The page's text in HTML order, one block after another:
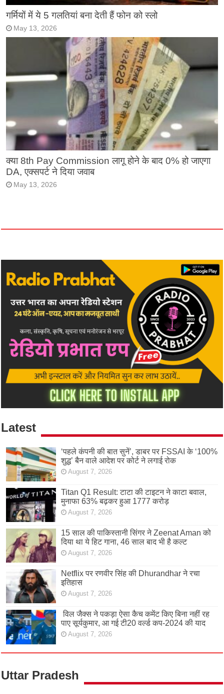
गर्मियों में ये 5 गलतियां बना देती हैं फोन को स्लो
May 13, 2026
क्या 8th Pay Commission लागू होने के बाद 0% हो जाएगा
DA, एक्सपर्ट ने दिया जवाब
May 13, 2026
Latest
‘पहले कंपनी की बात सुनें’, डाबर पर FSSAI के ‘100%
शुद्ध’ बैन वाले आदेश पर कोर्ट ने लगाई रोक
August 7, 2026
Titan Q1 Result: टाटा की टाइटन ने काटा बवाल,
मुनाफा 63% बढ़कर हुआ 1777 करोड़
August 7, 2026
15 साल की पाकिस्तानी सिंगर ने Zeenat Aman को
दिया था ये हिट गाना, 46 साल बाद भी है कल्ट
August 7, 2026
Netflix पर रणवीर सिंह की Dhurandhar ने रचा
इतिहास
August 7, 2026
विल जैक्स ने पकड़ा ऐसा कैच कमेंट किए बिना नहीं रह
पाए सूर्यकुमार, आ गई टी20 वर्ल्ड कप-2024 की याद
August 7, 2026
Uttar Pradesh